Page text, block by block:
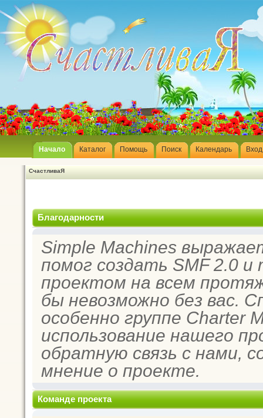
Начало Каталог Помощь Поиск Календарь Вход
СчастливаЯ
Благодарности
Simple Machines
помог создать SMF 2.0
проектом на всем
бы невозможно без вас.
особенно группе Charter
использование нашего
обратную связь с нами,
мнение о проекте.
Команде проекта